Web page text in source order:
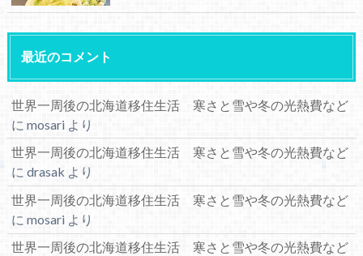
最近のコメント
世界一周後の北海道移住生活 寒さと雪や冬の光熱費など
に mosariより
世界一周後の北海道移住生活 寒さと雪や冬の光熱費など
に drasak より
世界一周後の北海道移住生活 寒さと雪や冬の光熱費など
に mosariより
世界一周後の北海道移住生活 寒さと雪や冬の光熱費など